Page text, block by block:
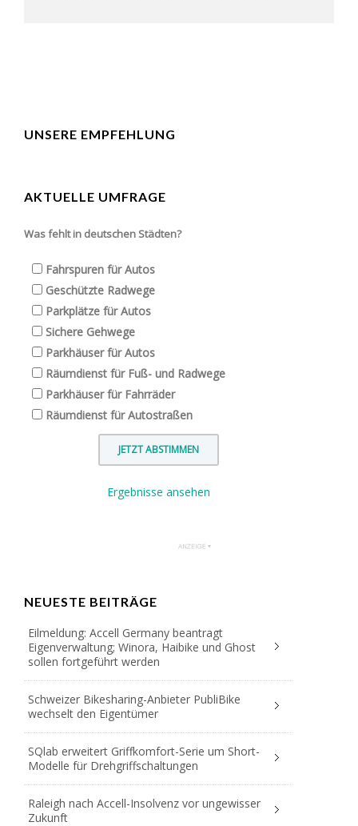
UNSERE EMPFEHLUNG
AKTUELLE UMFRAGE
Was fehlt in deutschen Städten?
Fahrspuren für Autos
Geschützte Radwege
Parkplätze für Autos
Sichere Gehwege
Parkhäuser für Autos
Räumdienst für Fuß- und Radwege
Parkhäuser für Fahrräder
Räumdienst für Autostraßen
Ergebnisse ansehen
NEUESTE BEITRÄGE
Eilmeldung: Accell Germany beantragt
Eigenverwaltung; Winora, Haibike und Ghost
sollen fortgeführt werden
Schweizer Bikesharing-Anbieter PubliBike
wechselt den Eigentümer
SQlab erweitert Griffkomfort-Serie um Short-
Modelle für Drehgriffschaltungen
Raleigh nach Accell-Insolvenz vor ungewisser
Zukunft